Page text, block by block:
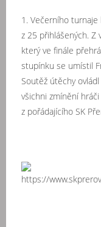
1. Večerního
z 25 přihlášených. Z
který ve finále
stupínku se umístil
Soutěž útěchy
všichni zmínění
z pořádajícího SK